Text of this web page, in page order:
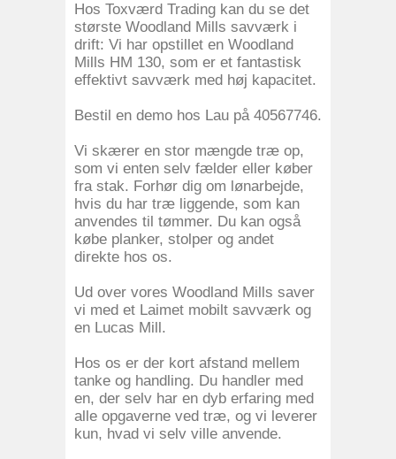
Hos Toxværd Trading kan du se det
største Woodland Mills savværk i
drift: Vi har opstillet en Woodland
Mills HM 130, som er et fantastisk
effektivt savværk med høj kapacitet.
Bestil en demo hos Lau på 40567746.
Vi skærer en stor mængde træ op,
som vi enten selv fælder eller køber
fra stak. Forhør dig om lønarbejde,
hvis du har træ liggende, som kan
anvendes til tømmer. Du kan også
købe planker, stolper og andet
direkte hos os.
Ud over vores Woodland Mills saver
vi med et Laimet mobilt savværk og
en Lucas Mill.
Hos os er der kort afstand mellem
tanke og handling. Du handler med
en, der selv har en dyb erfaring med
alle opgaverne ved træ, og vi leverer
kun, hvad vi selv ville anvende.